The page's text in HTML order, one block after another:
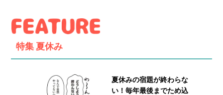
特集 夏休み
夏休みの宿題が終わらな
い！毎年最後までため込